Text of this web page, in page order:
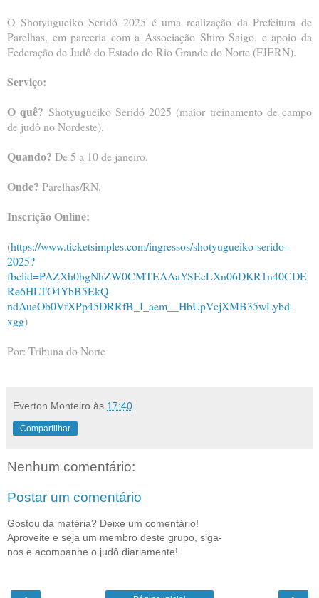
O Shotyugueiko Seridó 2025 é uma realização da Prefeitura de
Parelhas, em parceria com a Associação Shiro Saigo, e apoio da
Federação de Judô do Estado do Rio Grande do Norte (FJERN).
Serviço:
O quê? Shotyugueiko Seridó 2025 (maior treinamento de campo
de judô no Nordeste).
Quando? De 5 a 10 de janeiro.
Onde? Parelhas/RN.
Inscrição Online:
(https://www.ticketsimples.com/ingressos/shotyugueiko-serido-
2025?
fbclid=PAZXh0bgNhZW0CMTEAAaYSEcLXn06DKR1n40CDE
Re6HLTO4YbB5EkQ-
ndAueOb0VfXPp45DRRfB_I_aem__HbUpVcjXMB35wLybd-
xgg)
Por: Tribuna do Norte
Everton Monteiro às 17:40
Compartilhar
Nenhum comentário:
Postar um comentário
Gostou da matéria? Deixe um comentário!
Aproveite e seja um membro deste grupo, siga-
nos e acompanhe o judô diariamente!